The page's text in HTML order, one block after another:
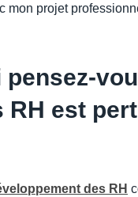
mon projet
pensez-
RH est
des RH